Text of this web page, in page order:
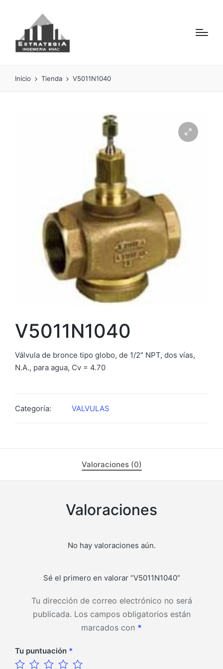
Inicio Tienda V5011N1040
V5011N1040
Válvula de bronce tipo globo, de 1/2″ NPT, dos vías,
N.A., para agua, Cv = 4.70
Categoría: VALVULAS
Valoraciones (0)
Valoraciones
No hay valoraciones aún.
Sé el primero en valorar “V5011N1040”
Tu dirección de correo electrónico no será
publicada. Los campos obligatorios están
marcados con *
Tu puntuación *